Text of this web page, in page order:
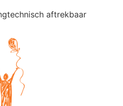
aftrekbaar